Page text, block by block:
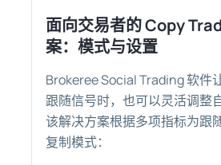
面向交易者的 Copy
案：模式与设置
Brokeree Social Trading 软件
跟随信号时，也可以灵活调整
该解决方案根据多项指标为跟
复制模式：